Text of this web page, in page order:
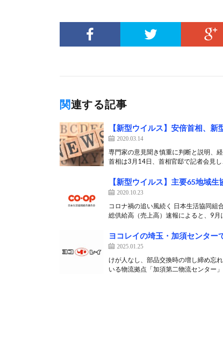
関連する記事
【新型ウイルス】安倍首相、
2020.03.14
専門家の意見聞き慎重に判断と説明、
首相は3月14日、首相官邸で記者会見
【新型ウイルス】主要65地域
2020.10.23
コロナ禍の追い風続く 日本生活協同
総供給高（売上高）速報によると、9月
ヨコレイの埼玉・加須センター
2025.01.25
けが人なし、部品交換時の増し締め忘
いる物流拠点「加須第二物流センター